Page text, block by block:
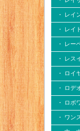
・ レイ
・ レイ
・ レー
・ レス
・ ロイ
・ ロデ
・ ロボ
・ ワン